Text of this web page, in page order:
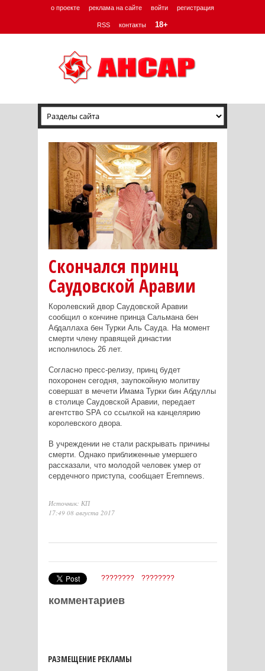
о проекте реклама на сайте войти регистрация
RSS контакты 18+
Скончался принц
Саудовской Аравии
Королевский двор Саудовской Аравии
сообщил о кончине принца Сальмана бен
Абдаллаха бен Турки Аль Сауда. На момент
смерти члену правящей династии
исполнилось 26 лет.
Согласно пресс-релизу, принц будет
похоронен сегодня, заупокойную молитву
совершат в мечети Имама Турки бин Абдуллы
в столице Саудовской Аравии, передает
агентство SPAсо ссылкой на канцелярию
королевского двора.
В учреждении не стали раскрывать причины
смерти. Однако приближенные умершего
рассказали, что молодой человек умер от
сердечного приступа, сообщает Eremnews.
Источник: КП
17:49 08 августа 2017
???????? ????????
комментариев
РАЗМЕЩЕНИЕ РЕКЛАМЫ